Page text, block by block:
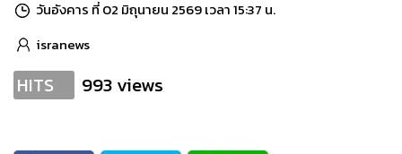
วันอังคาร ที่ 02 มิถุนายน 2569 เวลา 15:37 น.
isranews
HITS 993 views